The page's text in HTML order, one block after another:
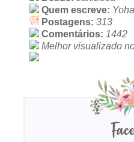
Quem escreve:
Postagens: 313
Comentários: 1442
Melhor visualizado